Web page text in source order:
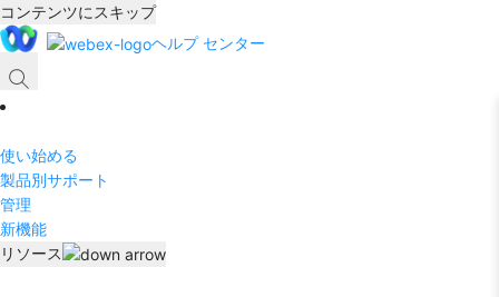
コンテンツにスキップ
ヘルプ センター
使い始める
製品別サポート
管理
新機能
リソース